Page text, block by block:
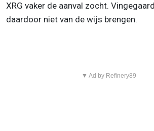
XRG vaker de aanval zocht.
daardoor niet van de wijs brengen.
▼ Ad by Refinery89